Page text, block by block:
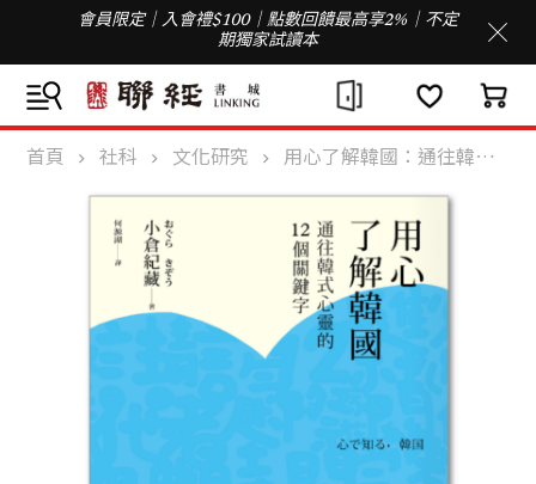
會員限定｜入會禮$100｜點數回饋最高享2%｜不定
期獨家試讀本
首頁 社科 文化研究 用心了解韓國：通往韓式心靈的十二個關鍵字